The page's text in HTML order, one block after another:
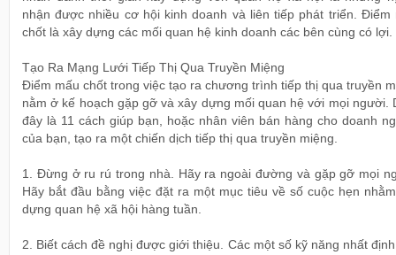
nhận được nhiều cơ hội kinh doanh và liên tiếp phát triển. Điểm
chốt là xây dựng các mối quan hệ kinh doanh các bên cùng có lợi.
Tạo Ra Mạng Lưới Tiếp Thị Qua Truyền Miệng
Điểm mấu chốt trong việc tạo ra chương trình tiếp thị qua truyền
nằm ở kế hoạch gặp gỡ và xây dựng mối quan hệ với mọi người.
đây là 11 cách giúp bạn, hoặc nhân viên bán hàng cho doanh
của bạn, tạo ra một chiến dịch tiếp thị qua truyền miệng.
1. Đừng ở ru rú trong nhà. Hãy ra ngoài đường và gặp gỡ mọi
Hãy bắt đầu bằng việc đặt ra một mục tiêu về số cuộc hẹn
dựng quan hệ xã hội hàng tuần.
2. Biết cách đề nghị được giới thiệu. Các một số kỹ năng nhất